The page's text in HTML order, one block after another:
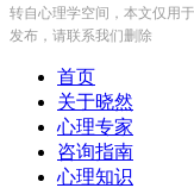
转自心理学空间，本文仅用
发布，请联系我们删除
首页
关于晓然
心理专家
咨询指南
心理知识